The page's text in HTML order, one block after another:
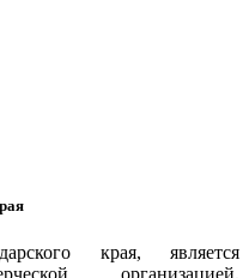
края, является
организацией,